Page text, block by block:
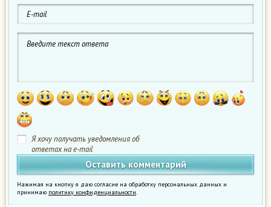
Я хочу получать уведомления об
ответах на e-mail
Нажимая на кнопку я даю согласие на обработку персональных данных и
принимаю политику конфиденциальности.